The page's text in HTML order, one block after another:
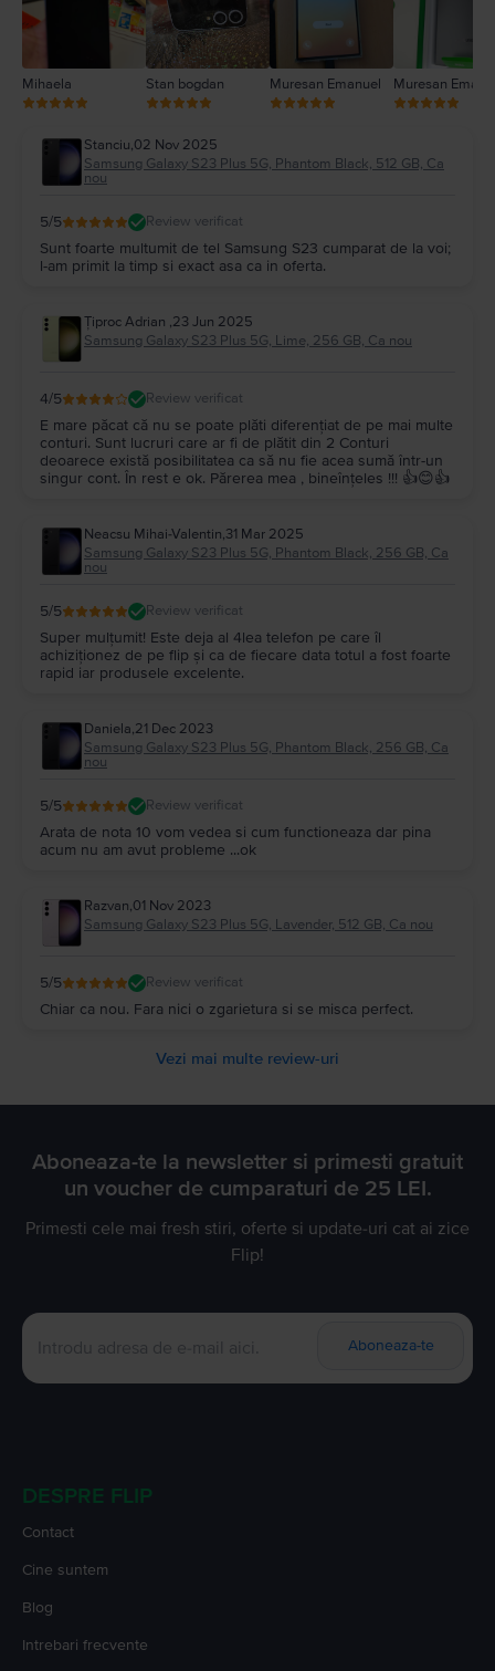
Mihaela Stan bogdan Muresan Emanuel Muresan
Stanciu,02 Nov 2025
Samsung Galaxy S23 Plus 5G, Phantom Black, 512 GB, Ca
nou
5/5 Review verificat
Sunt foarte multumit de tel Samsung S23 cumparat de la voi;
l-am primit la timp si exact asa ca in oferta.
Țiproc Adrian ,23 Jun 2025
Samsung Galaxy S23 Plus 5G, Lime, 256 GB, Ca nou
4/5 Review verificat
E mare păcat că nu se poate plăti diferențiat de pe mai multe
conturi. Sunt lucruri care ar fi de plătit din 2 Conturi
deoarece există posibilitatea ca să nu fie acea sumă într-un
singur cont. În rest e ok. Părerea mea , bineînțeles !!! 👍😊👍
Neacsu Mihai-Valentin,31 Mar 2025
Samsung Galaxy S23 Plus 5G, Phantom Black, 256 GB, Ca
nou
5/5 Review verificat
Super mulțumit! Este deja al 4lea telefon pe care îl
achiziționez de pe flip și ca de fiecare data totul a fost foarte
rapid iar produsele excelente.
Daniela,21 Dec 2023
Samsung Galaxy S23 Plus 5G, Phantom Black, 256 GB, Ca
nou
5/5 Review verificat
Arata de nota 10 vom vedea si cum functioneaza dar pina
acum nu am avut probleme ...ok
Razvan,01 Nov 2023
Samsung Galaxy S23 Plus 5G, Lavender, 512 GB, Ca nou
5/5 Review verificat
Chiar ca nou. Fara nici o zgarietura si se misca perfect.
Vezi mai multe review-uri
Aboneaza-te la newsletter si primesti gratuit
un voucher de cumparaturi de 25 LEI.
Primesti cele mai fresh stiri, oferte si update-uri cat ai zice
Flip!
Aboneaza-te
DESPRE FLIP
Contact
Cine suntem
Blog
Intrebari frecvente